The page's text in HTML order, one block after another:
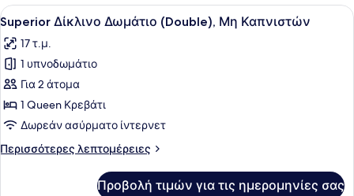
Καπνιστών
Δωμάτιο
(Double),
Διπλό
Κρεβάτι,
Καπνιστών
Προβολή
όλων
των
φωτογραφιών
για
Superior
Δίκλινο
(Double),
Ένα δωμάτιο ξενοδοχείου με ένα
6
Superior Δίκλινο Δωμάτιο (Double), Μη Καπνιστών
17 τ.μ.
1 υπνοδωμάτιο
Για 2 άτομα
1 Queen Κρεβάτι
Δωρεάν ασύρματο ίντερνετ
Περισσότερες λεπτομέρειες
Περισσότερες
Προβολή τιμών για τις ημερομηνίες σας